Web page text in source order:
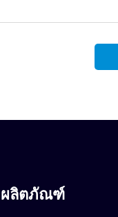
ผลิตภัณฑ์